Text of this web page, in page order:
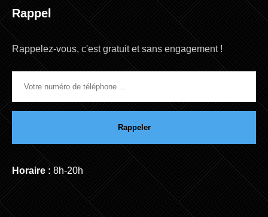
Rappel
Rappelez-vous, c'est gratuit et sans engagement !
Horaire : 8h-20h